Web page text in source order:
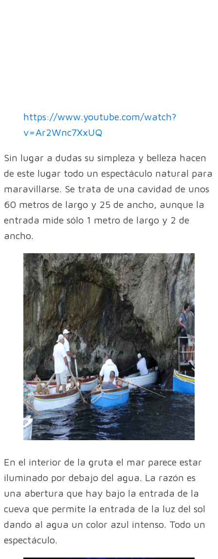
https://www.youtube.com/watch?
v=Ar2Wnc7XxUQ
Sin lugar a dudas su simpleza y belleza hacen
de este lugar todo un espectáculo natural para
maravillarse. Se trata de una cavidad de unos
60 metros de largo y 25 de ancho, aunque la
entrada mide sólo 1 metro de largo y 2 de
ancho.
En el interior de la gruta el mar parece estar
iluminado por debajo del agua. La razón es
una abertura que hay bajo la entrada de la
cueva que permite la entrada de la luz del sol
dando al agua un color azul intenso. Todo un
espectáculo.